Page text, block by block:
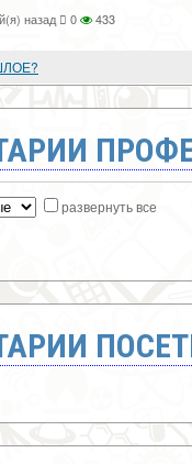
назад 0 433
развернуть все